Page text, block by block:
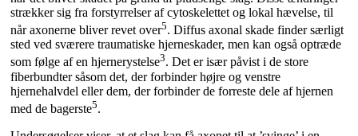
strækker sig fra forstyrrelser af cytoskelettet og lokal hævelse, til
når axonerne bliver revet over5. Diffus axonal skade finder særligt
sted ved sværere traumatiske hjerneskader, men kan også optræde
som følge af en hjernerystelse3. Det er især påvist i de store
fiberbundter såsom det, der forbinder højre og venstre
hjernehalvdel eller dem, der forbinder de forreste dele af hjernen
med de bagerste5.